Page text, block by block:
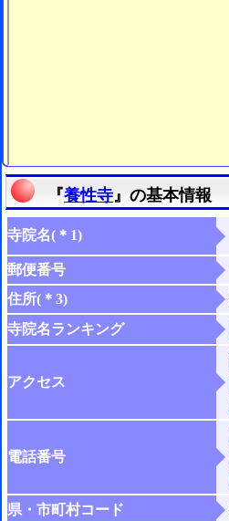
『養性寺』の基本情報
寺院名(＊1)
郵便番号
住所(＊3)
寺院名ランキング
アクセス
電話番号
県・市町村コード